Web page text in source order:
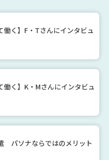
働く】F・Tさんにインタビュ
働く】K・Mさんにインタビュ
パソナならではのメリット